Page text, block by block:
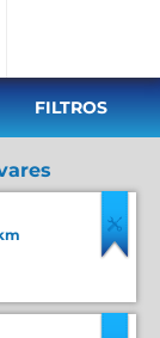
FILTROS